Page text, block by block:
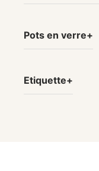
Pots en verre
Etiquette